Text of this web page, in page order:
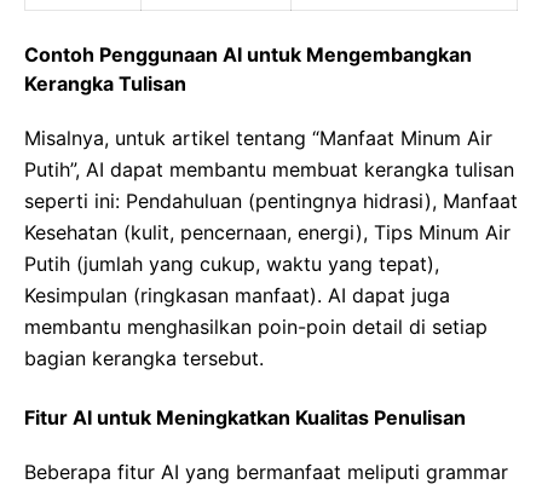
Contoh Penggunaan AI untuk Mengembangkan
Kerangka Tulisan
Misalnya, untuk artikel tentang “Manfaat Minum Air
Putih”, AI dapat membantu membuat kerangka tulisan
seperti ini: Pendahuluan (pentingnya hidrasi), Manfaat
Kesehatan (kulit, pencernaan, energi), Tips Minum Air
Putih (jumlah yang cukup, waktu yang tepat),
Kesimpulan (ringkasan manfaat). AI dapat juga
membantu menghasilkan poin-poin detail di setiap
bagian kerangka tersebut.
Fitur AI untuk Meningkatkan Kualitas Penulisan
Beberapa fitur AI yang bermanfaat meliputi grammar